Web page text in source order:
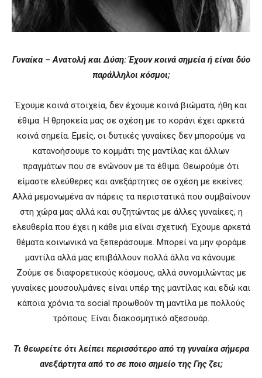
Γυναίκα – Ανατολή και Δύση: Έχουν κοινά σημεία ή είναι δύο
παράλληλοι κόσμοι;
Έχουμε κοινά στοιχεία, δεν έχουμε κοινά βιώματα, ήθη και
έθιμα. Η θρησκεία μας σε σχέση με το κοράνι έχει αρκετά
κοινά σημεία. Εμείς, οι δυτικές γυναίκες δεν μπορούμε να
κατανοήσουμε το κομμάτι της μαντίλας και άλλων
πραγμάτων που σε ενώνουν με τα έθιμα. Θεωρούμε ότι
είμαστε ελεύθερες και ανεξάρτητες σε σχέση με εκείνες.
Αλλά μεμονωμένα αν πάρεις τα περιστατικά που συμβαίνουν
στη χώρα μας αλλά και συζητώντας με άλλες γυναίκες, η
ελευθερία που έχει η κάθε μια είναι σχετική. Έχουμε αρκετά
θέματα κοινωνικά να ξεπεράσουμε. Μπορεί να μην φοράμε
μαντίλα αλλά μας επιβάλλουν πολλά άλλα να κάνουμε.
Ζούμε σε διαφορετικούς κόσμους, αλλά συνομιλώντας με
γυναίκες μουσουλμάνες είναι υπέρ της μαντίλας και εδώ και
κάποια χρόνια τα social προωθούν τη μαντίλα με πολλούς
τρόπους. Είναι διακοσμητικό αξεσουάρ.
Τι θεωρείτε ότι λείπει περισσότερο από τη γυναίκα σήμερα
ανεξάρτητα από το σε ποιο σημείο της Γης ζει;